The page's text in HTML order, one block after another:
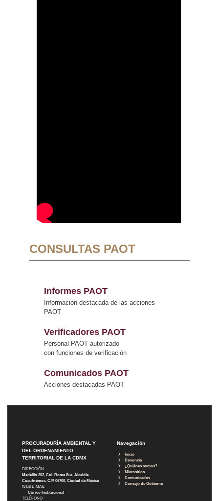
CONSULTAS PAOT
Informes PAOT
Información destacada de las acciones
PAOT
Verificadores PAOT
Personal PAOT autorizado
con funciones de verificación
Comunicados PAOT
Acciones destacadas PAOT
PROCURADURÍA AMBIENTAL Y
DEL ORDENAMIENTO
TERRITORIAL DE LA CDMX
DIRECCIÓN
Medellín 202, Col. Roma Sur, Alcaldía
Cuauhtémoc, C.P. 06700, Ciudad de México
WEB E-MAIL
Correo Institucional
TELÉFONO
Navegación
Inicio
Denuncia
¿Quiénes somos?
Micrositios
Comunicados
Consejo de Gobierno